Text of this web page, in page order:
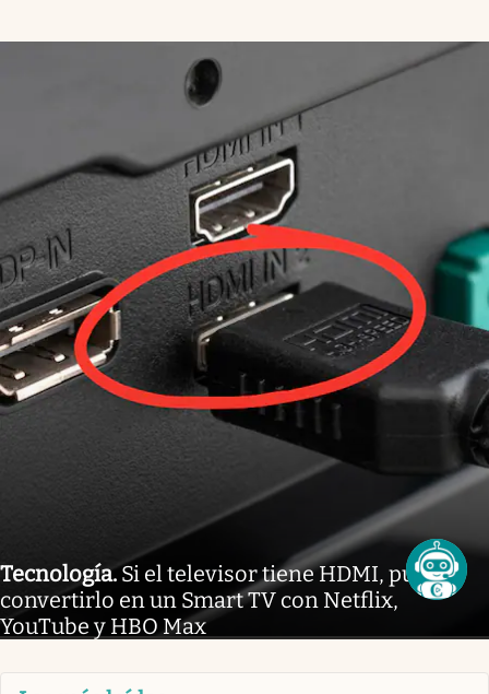
Tecnología.Si el televisor tiene HDMI, puede
convertirlo en un Smart TV con Netflix,
YouTube y HBO Max